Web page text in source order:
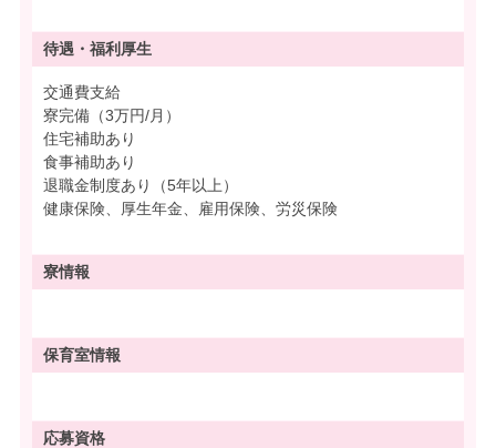
待遇・ 福利厚生
交通費支給
寮完備（3万円/月）
住宅補助あり
食事補助あり
退職金制度あり（5年以上）
健康保険、厚生年金、雇用保険、労災保険
寮情報
保育室情報
応募資格